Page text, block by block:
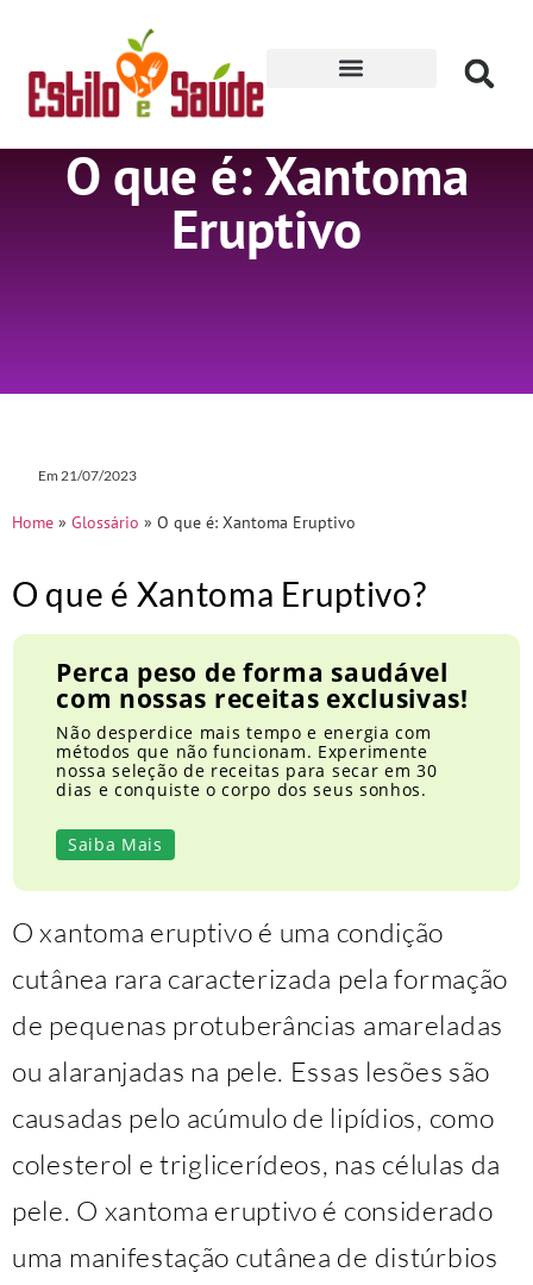
O que é: Xantoma
Eruptivo
Em 21/07/2023
Home » Glossário » O que é: Xantoma Eruptivo
O que é Xantoma Eruptivo?
Perca peso de forma saudável
com nossas receitas exclusivas!
Não desperdice mais tempo e energia com
métodos que não funcionam. Experimente
nossa seleção de receitas para secar em 30
dias e conquiste o corpo dos seus sonhos.
Saiba Mais
O xantoma eruptivo é uma condição
cutânea rara caracterizada pela formação
de pequenas protuberâncias amareladas
ou alaranjadas na pele. Essas lesões são
causadas pelo acúmulo de lipídios, como
colesterol e triglicerídeos, nas células da
pele. O xantoma eruptivo é considerado
uma manifestação cutânea de distúrbios